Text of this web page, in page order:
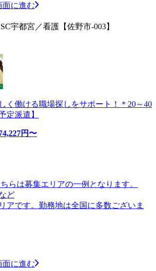
面に進む
宇都宮／看護【佐野市-003】
く働ける職場探しをサポート！＊20～40
定派遣】
円〜
らは募集エリアの一例となります。
ど
アです。勤務地は全国に多数ございま
面に進む